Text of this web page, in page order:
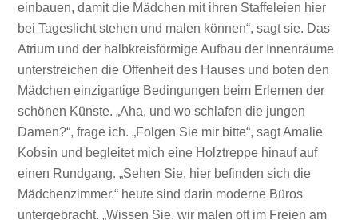
einbauen, damit die Mädchen mit ihren Staffeleien hier
bei Tageslicht stehen und malen können“, sagt sie. Das
Atrium und der halbkreisförmige Aufbau der Innenräume
unterstreichen die Offenheit des Hauses und boten den
Mädchen einzigartige Bedingungen beim Erlernen der
schönen Künste. „Aha, und wo schlafen die jungen
Damen?“, frage ich. „Folgen Sie mir bitte“, sagt Amalie
Kobsin und begleitet mich eine Holztreppe hinauf auf
einen Rundgang. „Sehen Sie, hier befinden sich die
Mädchenzimmer.“ heute sind darin moderne Büros
untergebracht. „Wissen Sie, wir malen oft im Freien am